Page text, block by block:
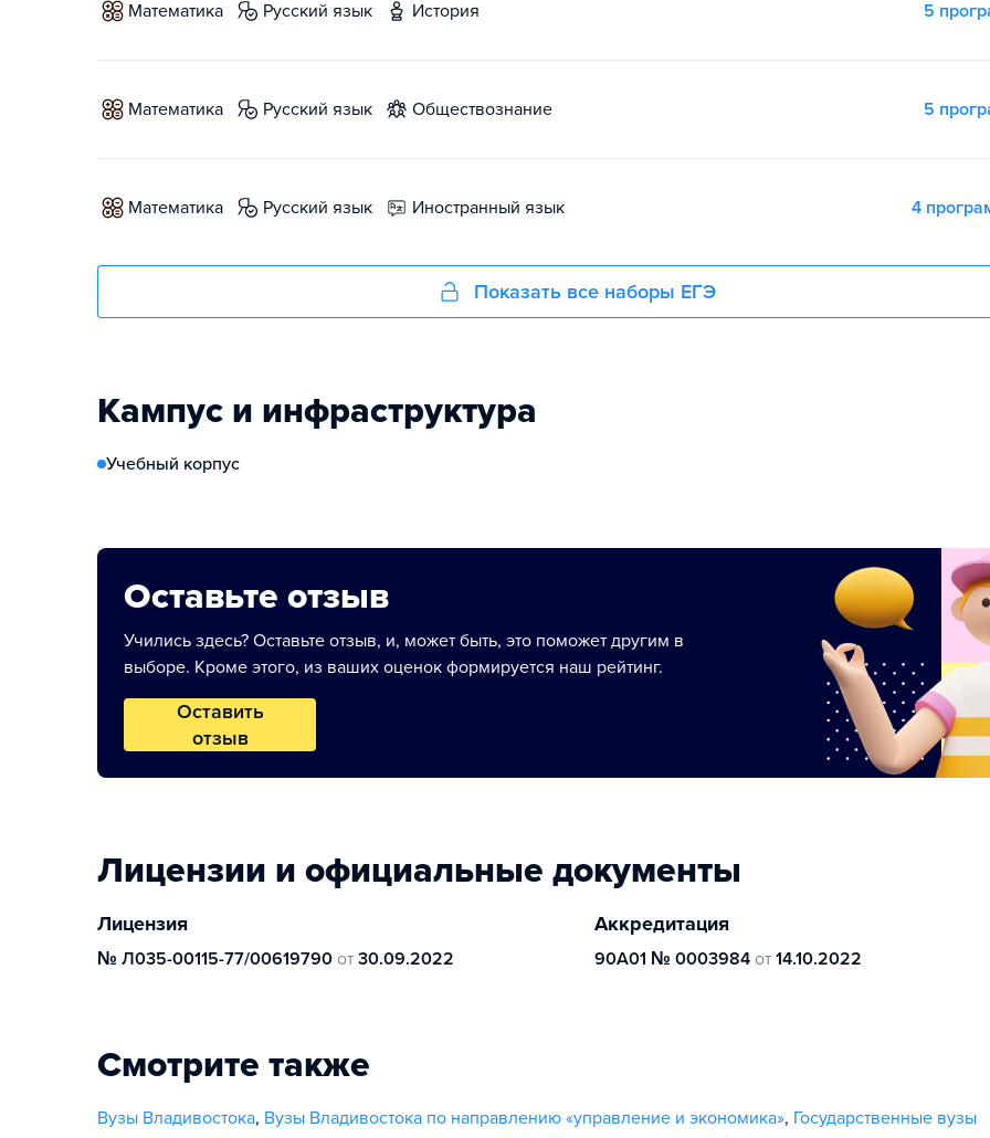
математика русский язык история 5
математика русский язык обществознание 5
математика русский язык иностранный язык 4
Показать все наборы ЕГЭ
Кампус и инфраструктура
Учебный корпус
Оставьте отзыв
Учились здесь? Оставьте отзыв, и, может быть, это поможет другим в
выборе. Кроме этого, из ваших оценок формируется наш рейтинг.
Оставить
отзыв
Лицензии и официальные документы
Лицензия
№ Л035-00115-77/00619790 от 30.09.2022
Аккредитация
90А01 № 0003984 от 14.10.2022
Смотрите также
Вузы Владивостока, Вузы Владивостока по направлению «управление и экономика», Государственные вузы